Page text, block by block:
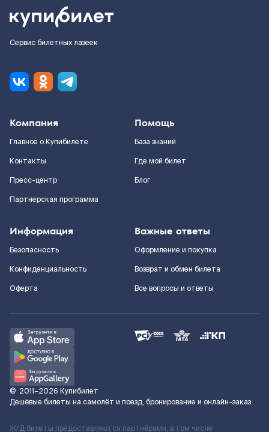
Сервис билетных лазеек
Компания
Главное о Купибилете
Контакты
Пресс-центр
Партнерская программа
Помощь
База знаний
Где мой билет
Блог
Информация
Безопасность
Конфиденциальность
Оферта
Важные ответы
Оформление и покупка
Возврат и обмен билета
Все вопросы и ответы
© 2011–2026 Купибилет
Дешёвые билеты на самолёт и поезд, бронирование и онлайн-заказ
Ж/Д билеты предоставляются партнёрами, в том числе